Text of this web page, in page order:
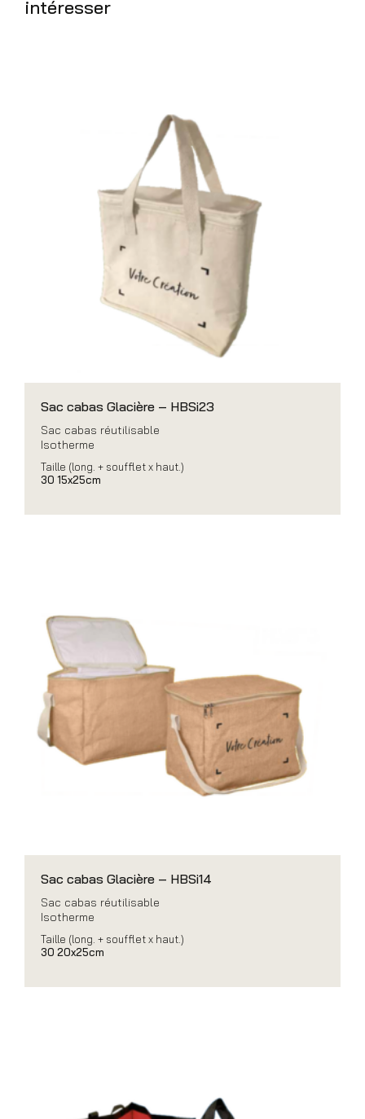
intéresser
Sac cabas Glacière – HBSi23
Sac cabas réutilisable
Isotherme
Taille (long. + soufflet x haut.)
30 15x25cm
Sac cabas Glacière – HBSi14
Sac cabas réutilisable
Isotherme
Taille (long. + soufflet x haut.)
30 20x25cm